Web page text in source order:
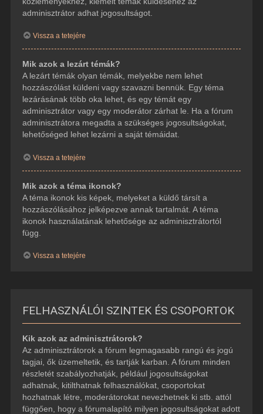
adminisztrátor adhat jogosultságot.
Vissza a tetejére
Mik azok a lezárt témák?
A lezárt témák olyan témák, melyekbe nem lehet
hozzászólást küldeni vagy szavazni bennük. Egy téma
lezárásának több oka lehet, és egy témát egy
adminisztrátor vagy egy moderátor zárhat le. Ha a fórum
adminisztrátora megadta a szükséges jogosultságokat,
lehetőséged lehet lezárni a saját témáidat.
Vissza a tetejére
Mik azok a téma ikonok?
A téma ikonok kis képek, melyeket a küldő társít a
hozzászólásához jelképezve annak tartalmát. A téma
ikonok használatának lehetősége az adminisztrátortól
függ.
Vissza a tetejére
FELHASZNÁLÓI SZINTEK ÉS CSOPORTOK
Kik azok az adminisztrátorok?
Az adminisztrátorok a fórum legmagasabb rangú és jogú
tagjai, ők üzemeltetik, és tartják karban. A fórum minden
részletét szabályozhatják, például jogosultságokat
adhatnak, kitilthatnak felhasználókat, csoportokat
hozhatnak létre, moderátorokat nevezhetnek ki stb. attól
függően, hogy a fórumalapító milyen jogosultságokat adott